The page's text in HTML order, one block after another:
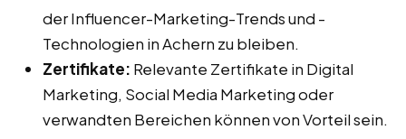
der Influencer-Marketing-Trends und -
Technologien in Achern zu bleiben.
Zertifikate: Relevante Zertifikate in Digital
Marketing, Social Media Marketing oder
verwandten Bereichen können von Vorteil sein.